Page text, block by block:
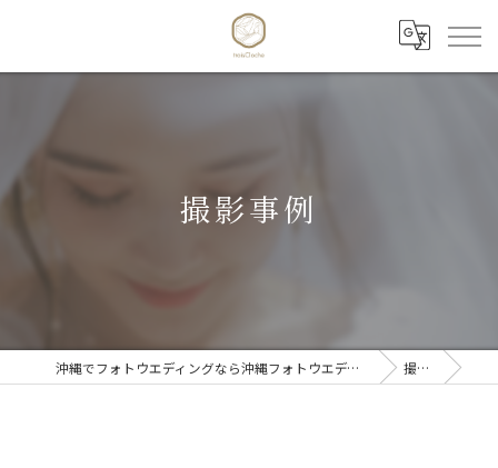
撮影事例
沖縄でフォトウエディングなら沖縄フォトウエディング trois Cloche 【トワクロッシュ】 撮影事例